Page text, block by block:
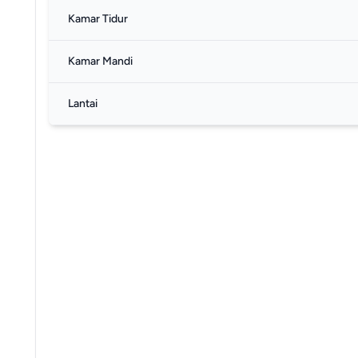
Kamar Tidur
Kamar Mandi
Lantai